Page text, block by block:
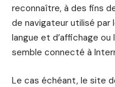
reconnaître, à des fins
de navigateur utilisé par
langue et d’affichage
semble connecté à
Le cas échéant, le site